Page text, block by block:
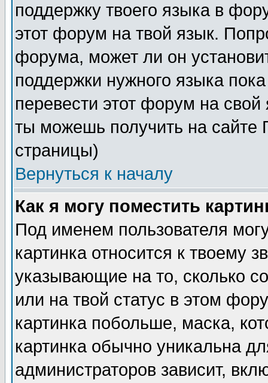
поддержку твоего языка в
этот форум на твой язык.
форума, может ли он
поддержки нужного языка
перевести этот форум на
ты можешь получить на сайте
страницы)
Вернуться к началу
Как я могу поместить
Под именем пользователя
картинка относится к твоему
указывающие на то, сколько
или на твой статус в этом
картинка побольше, маска,
картинка обычно уникальна
администраторов зависит,